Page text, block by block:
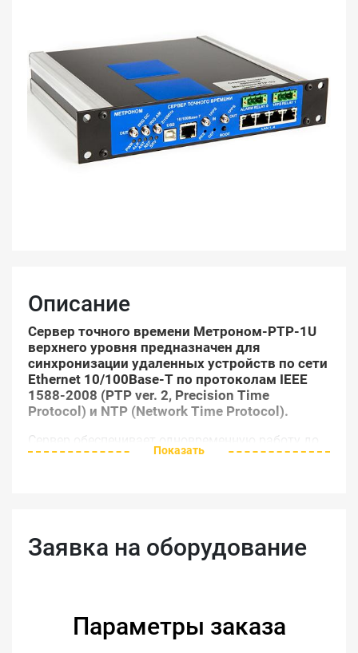
Описание
Сервер точного времени Метроном-PTP-1U
верхнего уровня предназначен для
синхронизации удаленных устройств по сети
Ethernet 10/100Base-T по протоколам IEEE
1588-2008 (PTP ver. 2, Precision Time
Protocol) и NTP (Network Time Protocol).
Сервер обеспечивает одновременную работу до
128 клиентов PTP и до 1 миллиона клиентов NTP
использовать данное устройство как NTP-сервер
может быть применен и как отдельное
независимое устройство.
Показать
Заявка на оборудование
Параметры заказа